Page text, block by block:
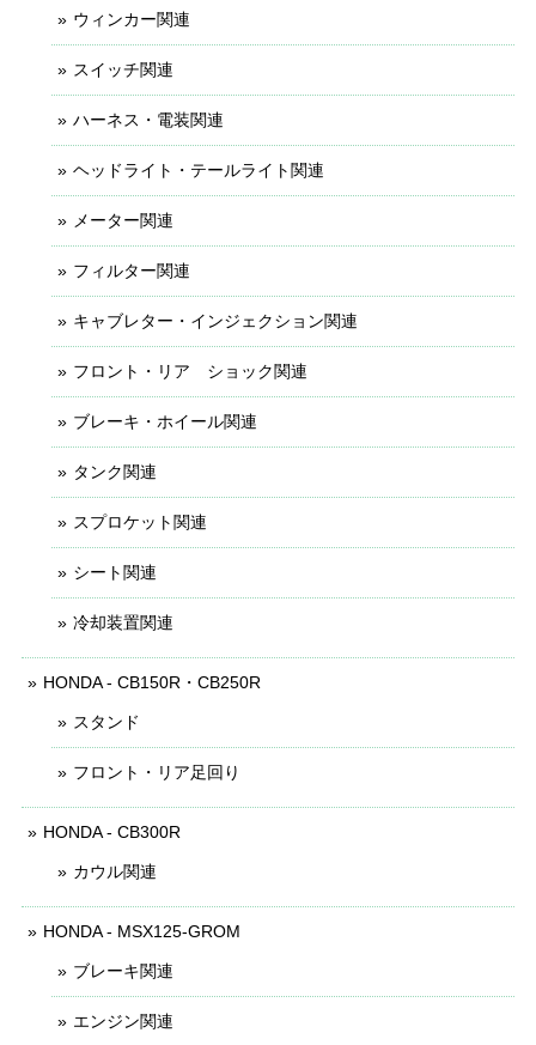
ウィンカー関連
スイッチ関連
ハーネス・電装関連
ヘッドライト・テールライト関連
メーター関連
フィルター関連
キャブレター・インジェクション関連
フロント・リア ショック関連
ブレーキ・ホイール関連
タンク関連
スプロケット関連
シート関連
冷却装置関連
HONDA - CB150R・CB250R
スタンド
フロント・リア足回り
HONDA - CB300R
カウル関連
HONDA - MSX125-GROM
ブレーキ関連
エンジン関連